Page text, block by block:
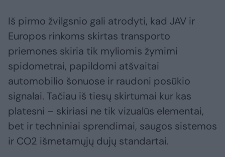
Iš pirmo žvilgsnio gali atrodyti, kad JAV ir
Europos rinkoms skirtas transporto
priemones skiria tik myliomis žymimi
spidometrai, papildomi atšvaitai
automobilio šonuose ir raudoni posūkio
signalai. Tačiau iš tiesų skirtumai kur kas
platesni – skiriasi ne tik vizualūs elementai,
bet ir techniniai sprendimai, saugos sistemos
ir CO2 išmetamųjų dujų standartai.